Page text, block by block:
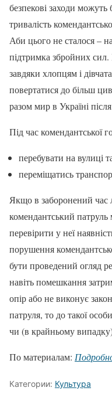
безпекові заходи можуть
тривалість
Аби цього не сталося –
підтримка збройних
завдяки хлопцям і
повертатися до більш
разом мир в Україні
Під час комендантської
перебувати на вулиці
переміщатись
Якщо в заборонений час
комендантський патруль
перевірити у неї
порушення
бути проведений огляд
навіть помешкання
опір або не виконує
патруля, то до такої
чи (в крайньому
По материалам:
Категории: Культура